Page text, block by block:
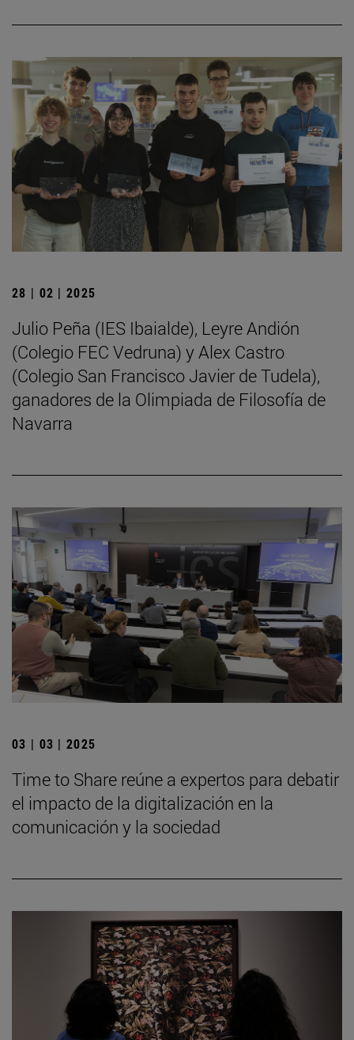
28 | 02 | 2025
Julio Peña (IES Ibaialde), Leyre Andión
(Colegio FEC Vedruna) y Alex Castro
(Colegio San Francisco Javier de Tudela),
ganadores de la Olimpiada de Filosofía de
Navarra
03 | 03 | 2025
Time to Share reúne a expertos para debatir
el impacto de la digitalización en la
comunicación y la sociedad